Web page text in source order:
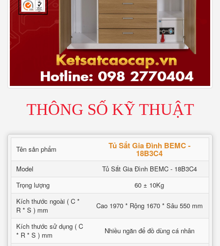
THÔNG SỐ KỸ THUẬT
Tên sản phẩm Tủ Sắt Gia Đình BEMC -
18B3C4
Model
Tủ Sắt Gia Đình BEMC - 18B3C4
Trọng lượng
60 ± 10Kg
Kích thước ngoài ( C *
R * S ) mm
Cao 1970 * Rộng 1670 * Sâu 550 mm
Kích thước sử dụng ( C
* R * S ) mm
Nhiều ngăn để đồ dùng cá nhân